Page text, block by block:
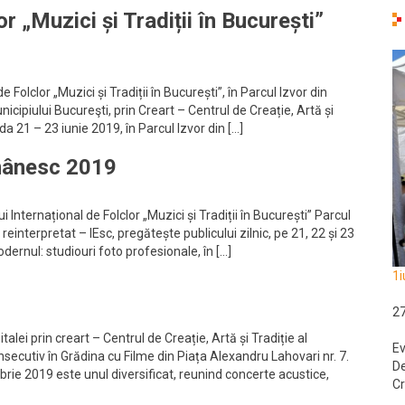
„Muzici și Tradiții în București”
Folclor „Muzici și Tradiții în București”, în Parcul Izvor din
Bucureşti, prin Creart – Centrul de Creație, Artă și
21 – 23 iunie 2019, în Parcul Izvor din […]
2019
de Folclor „Muzici și Tradiții în București” Parcul
– IEsc, pregătește publicului zilnic, pe 21, 22 și 23
studiouri foto profesionale, în […]
prin creart – Centrul de Creație, Artă și Tradiție al
în Grădina cu Filme din Piața Alexandru Lahovari nr. 7.
2019 este unul diversificat, reunind concerte acustice,